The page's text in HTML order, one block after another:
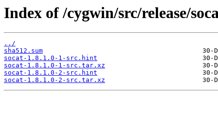
Index of /cygwin/src/release/
../
sha512.sum
socat-1.8.1.0-1-src.hint
socat-1.8.1.0-1-src.tar.xz
socat-1.8.1.0-2-src.hint
socat-1.8.1.0-2-src.tar.xz